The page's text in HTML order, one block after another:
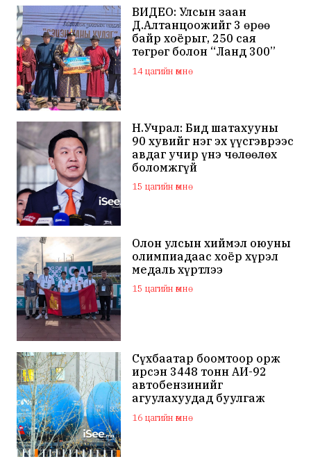
ВИДЕО: Улсын заан
Д.Алтанцоожийг 3 өрөө
байр хоёрыг, 250 сая
төгрөг болон “Ланд 300”
маркийн автомашинаар
мялаажээ
14 цагийн өмнө
Н.Учрал: Бид шатахууны
90 хувийг нэг эх үүсгэврээс
авдаг учир үнэ чөлөөлөх
боломжгүй
15 цагийн өмнө
Олон улсын хиймэл оюуны
олимпиадаас хоёр хүрэл
медаль хүртлээ
15 цагийн өмнө
Сүхбаатар боомтоор орж
ирсэн 3448 тонн АИ-92
автобензинийг
агуулахуудад буулгаж
байна
16 цагийн өмнө